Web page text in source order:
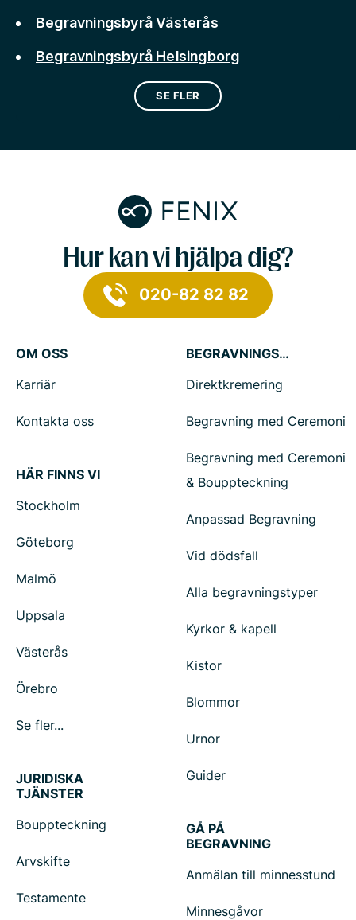
Begravningsbyrå Västerås
Begravningsbyrå Helsingborg
SE FLER
Hur kan vi hjälpa dig?
020-82 82 82
OM OSS
Karriär
Kontakta oss
HÄR FINNS VI
Stockholm
Göteborg
Malmö
Uppsala
Västerås
Örebro
Se fler...
BEGRAVNINGSTJÄNSTER
Direktkremering
Begravning med Ceremoni
Begravning med Ceremoni
& Bouppteckning
Anpassad Begravning
Vid dödsfall
Alla begravningstyper
Kyrkor & kapell
Kistor
Blommor
Urnor
Guider
JURIDISKA
TJÄNSTER
Bouppteckning
Arvskifte
Testamente
GÅ PÅ
BEGRAVNING
Anmälan till minnesstund
Minnesgåvor